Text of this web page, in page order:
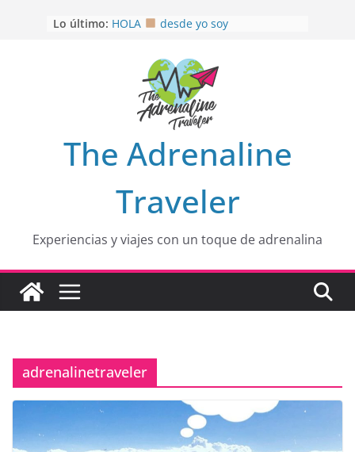
Lo último: HOLA
desde yo soy
EL SENDERO DEL CACAO: Excelente
opción
HOSPEDAJE AL NATURALSHH !!
OTRA PERSPECTIVA de RÍO EL
MULITO!
The Adrenaline
Traveler
Experiencias y viajes con un toque de adrenalina
adrenalinetraveler